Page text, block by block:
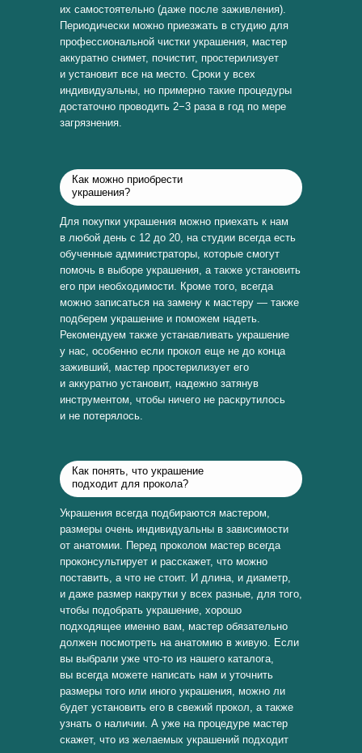
их самостоятельно (даже после заживления).
Периодически можно приезжать в студию для
профессиональной чистки украшения, мастер
аккуратно снимет, почистит, простерилизует
и установит все на место. Сроки у всех
индивидуальны, но примерно такие процедуры
достаточно проводить 2−3 раза в год по мере
загрязнения.
Как можно приобрести
украшения?
Для покупки украшения можно приехать к нам
в любой день с 12 до 20, на студии всегда есть
обученные администраторы, которые смогут
помочь в выборе украшения, а также установить
его при необходимости. Кроме того, всегда
можно записаться на замену к мастеру — также
подберем украшение и поможем надеть.
Рекомендуем также устанавливать украшение
у нас, особенно если прокол еще не до конца
заживший, мастер простерилизует его
и аккуратно установит, надежно затянув
инструментом, чтобы ничего не раскрутилось
и не потерялось.
Как понять, что украшение
подходит для прокола?
Украшения всегда подбираются мастером,
размеры очень индивидуальны в зависимости
от анатомии. Перед проколом мастер всегда
проконсультирует и расскажет, что можно
поставить, а что не стоит. И длина, и диаметр,
и даже размер накрутки у всех разные, для того,
чтобы подобрать украшение, хорошо
подходящее именно вам, мастер обязательно
должен посмотреть на анатомию в живую. Если
вы выбрали уже что-то из нашего каталога,
вы всегда можете написать нам и уточнить
размеры того или иного украшения, можно ли
будет установить его в свежий прокол, а также
узнать о наличии. А уже на процедуре мастер
скажет, что из желаемых украшений подходит